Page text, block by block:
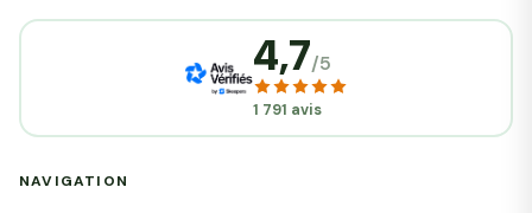
4,7/5
1 791 avis
NAVIGATION